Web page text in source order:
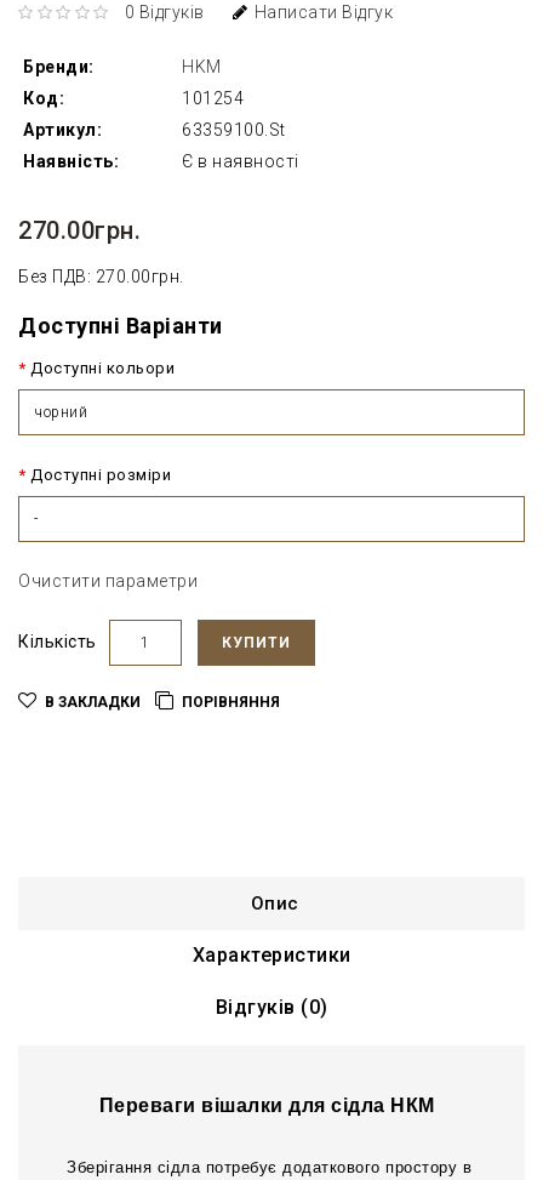
0 Відгуків Написати Відгук
Бренди:
HKM
Код:
101254
Артикул:
63359100.St
Наявність:
Є в наявності
270.00грн.
Без ПДВ: 270.00грн.
Доступні Варіанти
Доступні кольори
чорний
Доступні розміри
-
Очистити параметри
Кількість КУПИТИ
В ЗАКЛАДКИ ПОРІВНЯННЯ
Опис
Характеристики
Відгуків (0)
Переваги вішалки для сідла НКМ
Зберігання сідла потребує додаткового простору в